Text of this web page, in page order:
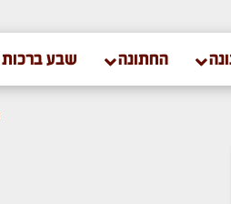
החתונה שבע ברכות